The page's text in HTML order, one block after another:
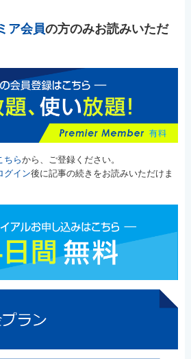
ア会員の方のみお読みいただ
ちらから、ご登録ください。
グイン後に記事の続きをお読みいただけま